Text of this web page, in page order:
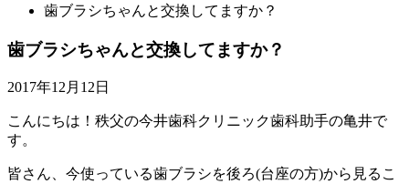
歯ブラシちゃんと交換してますか？
歯ブラシちゃんと交換してますか？
2017年12月12日
こんにちは！秩父の今井歯科クリニック歯科助手の亀井で
す。
皆さん、今使っている歯ブラシを後ろ(台座の方)から見るこ